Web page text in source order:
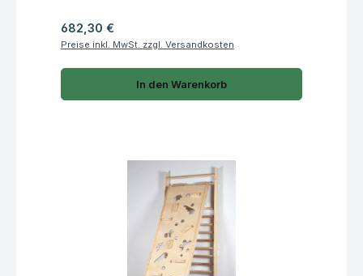
Regulärer Preis:
682,30 €
Preise inkl. MwSt. zzgl. Versandkosten
In den Warenkorb